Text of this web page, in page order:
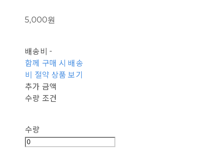
5,000원
배송비 -
함께 구매 시 배송
비 절약 상품 보기
추가 금액
수량 조건
수량